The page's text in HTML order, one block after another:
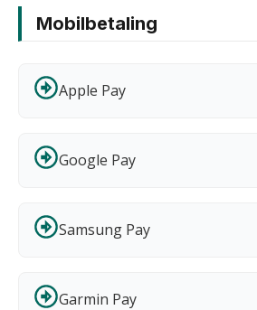
Mobilbetaling
Apple Pay
Google Pay
Samsung Pay
Garmin Pay